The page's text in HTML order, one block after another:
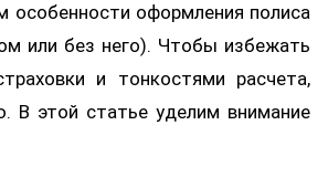
особенности оформления полиса
или без него). Чтобы избежать
и тонкостями расчета,
В этой статье уделим внимание